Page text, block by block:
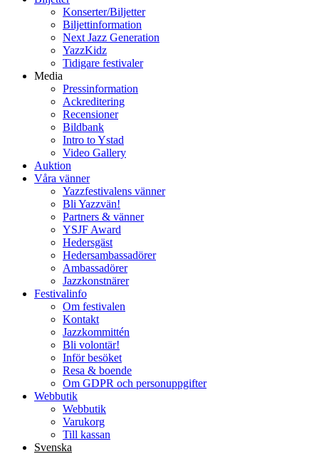
Konserter/Biljetter
Biljettinformation
Next Jazz Generation
YazzKidz
Tidigare festivaler
Media
Pressinformation
Ackreditering
Recensioner
Bildbank
Intro to Ystad
Video Gallery
Auktion
Våra vänner
Yazzfestivalens vänner
Bli Yazzvän!
Partners & vänner
YSJF Award
Hedersgäst
Hedersambassadörer
Ambassadörer
Jazzkonstnärer
Festivalinfo
Om festivalen
Kontakt
Jazzkommittén
Bli volontär!
Inför besöket
Resa & boende
Om GDPR och personuppgifter
Webbutik
Webbutik
Varukorg
Till kassan
Svenska